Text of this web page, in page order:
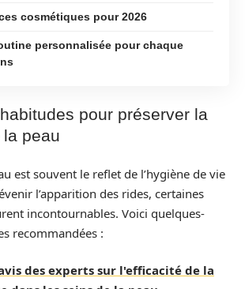
cosmétiques pour 2026
personnalisée pour chaque
pour préserver la
peau
est souvent le reflet de l’hygiène de vie
l’apparition des rides, certaines
incontournables. Voici quelques-
recommandées :
des experts sur l'efficacité de la